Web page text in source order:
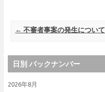
Post navigation
← 不審者事案の発生について
日別 バックナンバー
2026年8月